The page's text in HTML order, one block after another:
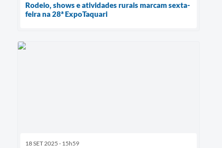
Rodeio, shows e atividades rurais marcam sexta-
feira na 28ª ExpoTaquari
18 SET 2025 - 15h59